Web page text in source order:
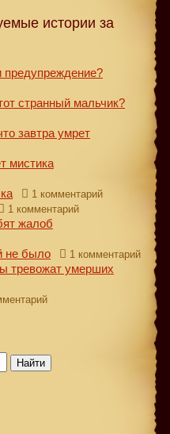
истории за
предупреждение?
странный мальчик?
завтра умрет
мистика
1 комментарий
1 комментарий
жалоб
не было 1 комментарий
тревожат умерших
Найти